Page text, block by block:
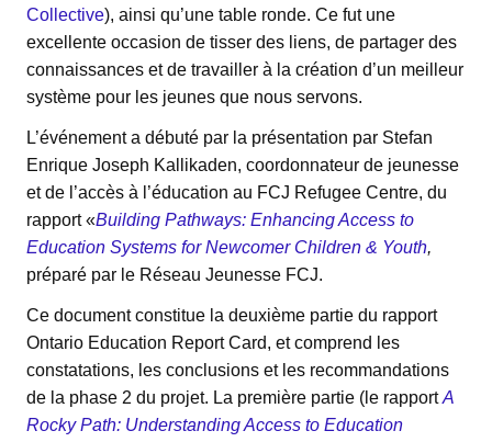
Collective), ainsi qu’une table ronde. Ce fut une
excellente occasion de tisser des liens, de partager des
connaissances et de travailler à la création d’un meilleur
système pour les jeunes que nous servons.
L’événement a débuté par la présentation par Stefan
Enrique Joseph Kallikaden, coordonnateur de jeunesse
et de l’accès à l’éducation au FCJ Refugee Centre, du
rapport «Building Pathways: Enhancing Access to
Education Systems for Newcomer Children & Youth,
préparé par le Réseau Jeunesse FCJ.
Ce document constitue la deuxième partie du rapport
Ontario Education Report Card, et comprend les
constatations, les conclusions et les recommandations
de la phase 2 du projet. La première partie (le rapportA
Rocky Path: Understanding Access to Education